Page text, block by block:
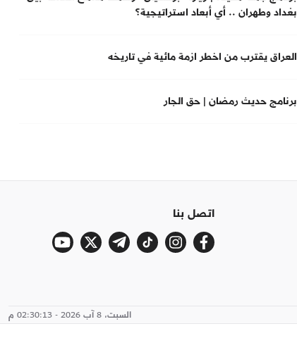
بغداد وطهران .. أي أبعاد استراتيجية؟
العراق يقترب من اخطر ازمة مائية في تاريخه
برنامج حديث رمضان | حق الجار
اتصل بنا
السبت، 8 آب 2026 - 02:30:14 م